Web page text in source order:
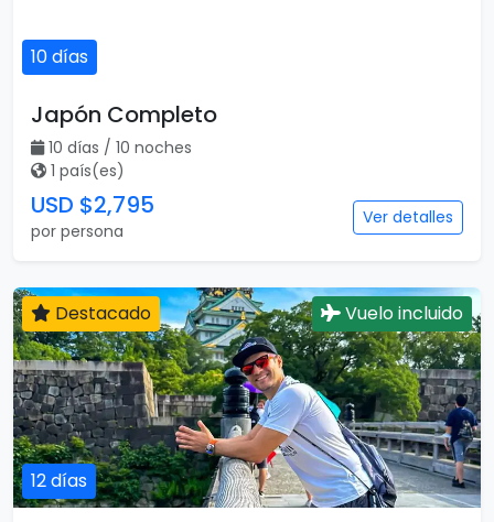
10 días
Japón Completo
10 días / 10 noches
1 país(es)
USD $2,795
por persona
Ver detalles
12 días
Destacado Vuelo incluido